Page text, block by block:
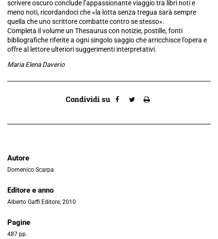
Autore
Domenico Scarpa
Editore e anno
Alberto Gaffi Editore, 2010
Pagine
487 pp.
Condividi su
scrivere oscuro conclude l’appassionante viaggio tra libri noti e
meno noti, ricordandoci che «la lotta senza tregua sarà sempre
quella che uno scrittore combatte contro se stesso».
Completa il volume un Thesaurus con notizie, postille, fonti
bibliografiche riferite a ogni singolo saggio che arricchisce l’opera e
offre al lettore ulteriori suggerimenti interpretativi.
Maria Elena Daverio